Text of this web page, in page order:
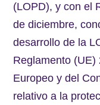
(LOPD), y con el
de diciembre,
desarrollo de la
Reglamento
Europeo y del
relativo a la